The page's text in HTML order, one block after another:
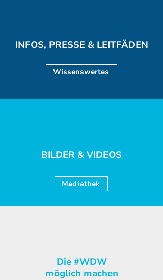
INFOS, PRESSE & LEITFÄDEN
Wissenswertes
BILDER & VIDEOS
Mediathek
Die #WDW
möglich machen